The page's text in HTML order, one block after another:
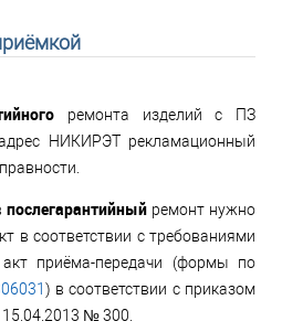
ремонта изделий с ПЗ
НИКИРЭТ рекламационный
послегарантийный ремонт нужно
в соответствии с требованиями
приёма-передачи (формы по
) в соответствии с приказом
№ 300.